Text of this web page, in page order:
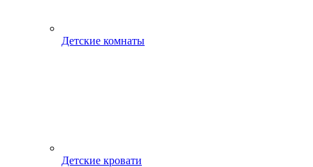
Детские комнаты
Детские кровати